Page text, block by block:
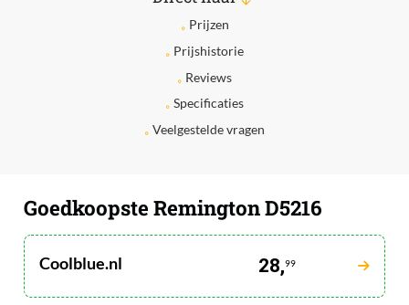
Prijzen
Prijshistorie
Reviews
Specificaties
Veelgestelde vragen
Goedkoopste Remington D5216
Coolblue.nl 28,99